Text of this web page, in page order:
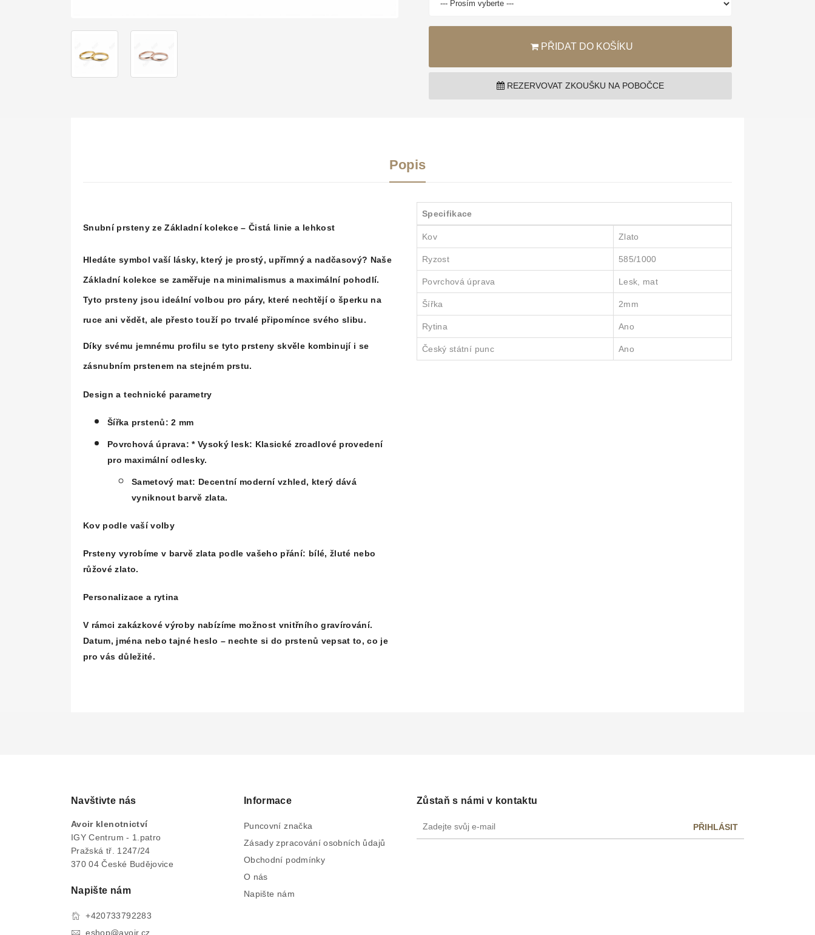
PŘIDAT DO KOŠÍKU
REZERVOVAT ZKOUŠKU NA POBOČCE
Popis
Snubní prsteny ze Základní kolekce – Čistá linie a lehkost
Hledáte symbol vaší lásky, který je prostý, upřímný a nadčasový? Naše
Základní kolekce se zaměřuje na minimalismus a maximální pohodlí.
Tyto prsteny jsou ideální volbou pro páry, které nechtějí o šperku na
ruce ani vědět, ale přesto touží po trvalé připomínce svého slibu.
Díky svému jemnému profilu se tyto prsteny skvěle kombinují i se
zásnubním prstenem na stejném prstu.
Design a technické parametry
Šířka prstenů: 2 mm
Povrchová úprava: *Vysoký lesk: Klasické zrcadlové provedení
pro maximální odlesky.
Sametový mat: Decentní moderní vzhled, který dává
vyniknout barvě zlata.
Kov podle vaší volby
Prsteny vyrobíme v barvě zlata podle vašeho přání: bílé, žluté nebo
růžové zlato.
Personalizace a rytina
V rámci zakázkové výroby nabízíme možnost vnitřního gravírování.
Datum, jména nebo tajné heslo – nechte si do prstenů vepsat to, co je
pro vás důležité.
Specifikace
Kov Zlato
Ryzost 585/1000
Povrchová úprava Lesk, mat
Šířka 2mm
Rytina Ano
Český státní punc Ano
Navštivte nás
Avoir klenotnictví
IGY Centrum - 1.patro
Pražská tř. 1247/24
370 04 České Budějovice
Napište nám
+420733792283
eshop@avoir.cz
Informace
Puncovní značka
Zásady zpracování osobních ůdajů
Obchodní podmínky
O nás
Napište nám
Zůstaň s námi v kontaktu
PŘIHLÁSIT